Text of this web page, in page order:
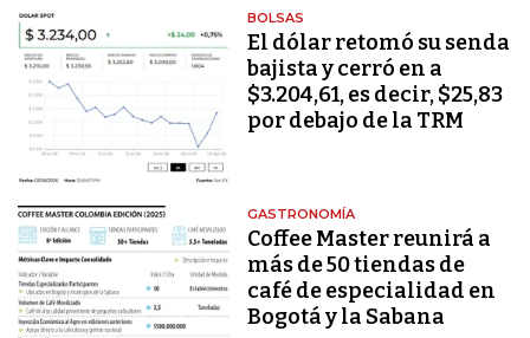
BOLSAS
El dólar retomó su senda
bajista y cerró en a
$3.204,61, es decir, $25,83
por debajo de la TRM
GASTRONOMÍA
Coffee Master reunirá a
más de 50 tiendas de
café de especialidad en
Bogotá y la Sabana